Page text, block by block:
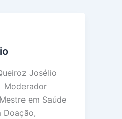
Josélio
Moderador
em Saúde
Doação,